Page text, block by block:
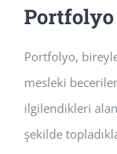
Portfolyo
Portfolyo,
mesleki
ilgilendikleri
şekilde